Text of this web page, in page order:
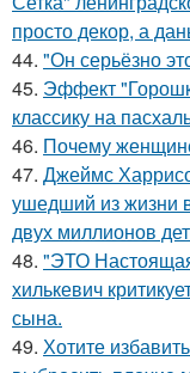
просто декор, а
44. "Он серьёзно
45. Эффект
классику на
46. Почему
47. Джеймс
ушедший из жизни
двух миллионов
48. "ЭТО
хилькевич
сына.
49. Хотите